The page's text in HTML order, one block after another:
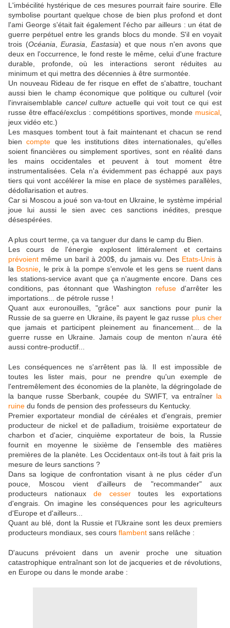
L'imbécilité hystérique de ces mesures pourrait faire sourire. Elle
symbolise pourtant quelque chose de bien plus profond et dont
l'ami George s'était fait également l'écho par ailleurs : un état de
guerre perpétuel entre les grands blocs du monde. S'il en voyait
trois (Océania ,Eurasia ,Eastasia) et que nous n'en avons que
deux en l'occurrence, le fond reste le même, celui d'une fracture
durable, profonde, où les interactions seront réduites au
minimum et qui mettra des décennies à être surmontée.
Un nouveau Rideau de fer risque en effet de s'abattre, touchant
aussi bien le champ économique que politique ou culturel (voir
l'invraisemblable cancel culture actuelle qui voit tout ce qui est
russe être effacé/exclus : compétitions sportives, monde musical
jeux vidéo etc.)
Les masques tombent tout à fait maintenant et chacun se rend
biencompte que les institutions dites internationales, qu'elles
soient financières ou simplement sportives, sont en réalité dans
les mains occidentales et peuvent à tout moment être
instrumentalisées. Cela n'a évidemment pas échappé aux pays
tiers qui vont accélérer la mise en place de systèmes parallèles,
dédollarisation et autres.
Car si Moscou a joué son va-tout en Ukraine, le système impérial
joue lui aussi le sien avec ces sanctions inédites, presque
désespérées.
A plus court terme, ça va tanguer dur dans le camp du Bien.
Les cours de l'énergie explosent littéralement et certains
prévoient même un baril à 200$, du jamais vu. Des Etats-Unisà
la Bosnie , le prix à la pompe s'envole et les gens se ruent dans
les stations-service avant que ça n'augmente encore. Dans ces
conditions, pas étonnant que Washington refuse d'arrêter les
importations... de pétrole russe !
Quant aux euronouilles, "grâce" aux sanctions pour punir la
Russie de sa guerre en Ukraine, ils payent le gaz russe plus cher
que jamais et participent pleinement au financement... de la
guerre russe en Ukraine. Jamais coup de menton n'aura été
aussi contre-productif...
Les conséquences ne s'arrêtent pas là. Il est impossible de
toutes les lister mais, pour ne prendre qu'un exemple de
l'entremêlement des économies de la planète, la dégringolade de
la banque russe Sberbank, coupée du SWIFT, va entraîner la
ruine du fonds de pension des professeurs du Kentucky.
Premier exportateur mondial de céréales et d'engrais, premier
producteur de nickel et de palladium, troisième exportateur de
charbon et d'acier, cinquième exportateur de bois, la Russie
fournit en moyenne le sixième de l'ensemble des matières
premières de la planète. Les Occidentaux ont-ils tout à fait pris la
mesure de leurs sanctions ?
Dans sa logique de confrontation visant à ne plus céder d'un
pouce, Moscou vient d'ailleurs de "recommander" aux
producteurs nationauxde cessertoutes les exportations
d'engrais. On imagine les conséquences pour les agriculteurs
d'Europe et d'ailleurs...
Quant au blé, dont la Russie et l'Ukraine sont les deux premiers
producteurs mondiaux, ses cours flambent sans relâche :
D'aucuns prévoient dans un avenir proche une situation
catastrophique entraînant son lot de jacqueries et de révolutions,
en Europe ou dans le monde arabe :